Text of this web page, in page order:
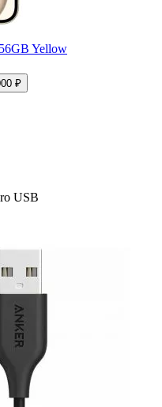
Yellow
₽
USB